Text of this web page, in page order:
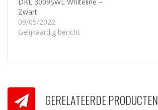
Zwart
09/05/2022
Gelijkaardig bericht
GERELATEERDE PRODUCTEN